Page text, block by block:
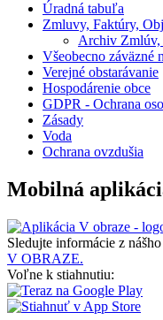
Úradná tabuľa
Zmluvy, Faktúry,
Archiv Zmlúv,
Všeobecno záväzné
Verejné obstarávanie
Hospodárenie obce
GDPR - Ochrana
Zásady
Voda
Ochrana ovzdušia
Mobilná
Sledujte informácie z
V OBRAZE.
Voľne k stiahnutiu: